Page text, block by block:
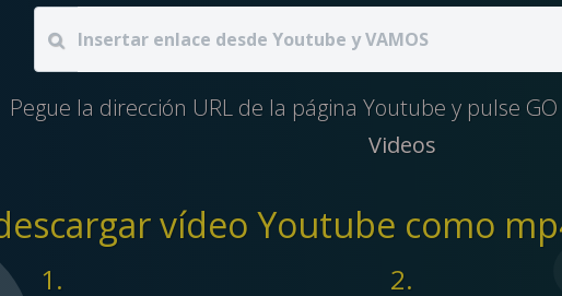
Pegue la dirección URL de la página Youtube y pulse
Videos
vídeo Youtube como
1. 2.